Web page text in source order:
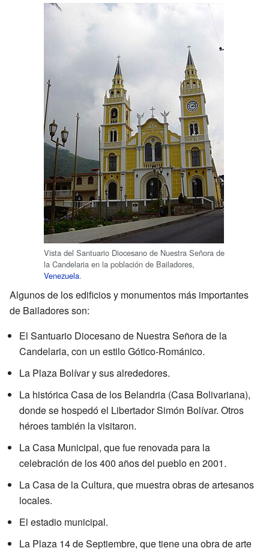
Vista del Santuario Diocesano de Nuestra Señora de
la Candelaria en la población de Bailadores,
Venezuela.
Algunos de los edificios y monumentos más importantes
de Bailadores son:
El Santuario Diocesano de Nuestra Señora de la
Candelaria, con un estilo Gótico-Románico.
La Plaza Bolívar y sus alrededores.
La histórica Casa de los Belandria (Casa Bolivariana),
donde se hospedó el Libertador Simón Bolívar. Otros
héroes también la visitaron.
La Casa Municipal, que fue renovada para la
celebración de los 400 años del pueblo en 2001.
La Casa de la Cultura, que muestra obras de artesanos
locales.
El estadio municipal.
La Plaza 14 de Septiembre, que tiene una obra de arte